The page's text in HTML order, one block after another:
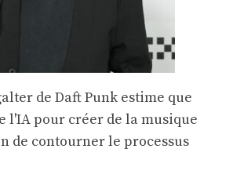
de Daft Punk estime que
l'IA pour créer de la musique
de contourner le processus